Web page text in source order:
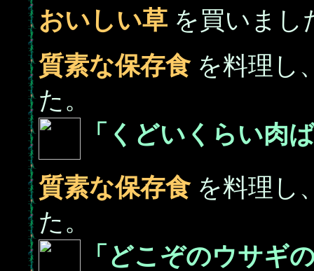
おいしい草 を買いま
質素な保存食を料理し
た。
「くどいくらい肉
質素な保存食を料理し
た。
「どこぞのウサギ